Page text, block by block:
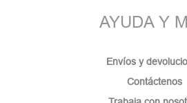
AYUDA Y
Envíos y
Contáctenos